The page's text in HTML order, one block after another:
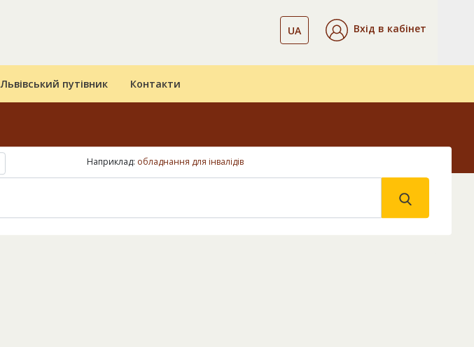
UA Вхід в кабінет
Львівський путівник Контакти
Наприклад: обладнання для інвалідів